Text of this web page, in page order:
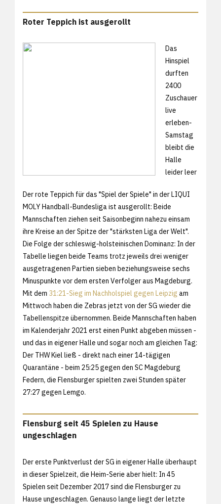
Roter Teppich ist ausgerollt
Das
Hinspiel
durften
2400
Zuschauer
live
erleben-
Samstag
bleibt die
Halle
leider leer
Der rote Teppich für das "Spiel der Spiele" in der LIQUI
MOLY Handball-Bundesliga ist ausgerollt: Beide
Mannschaften ziehen seit Saisonbeginn nahezu einsam
ihre Kreise an der Spitze der "stärksten Liga der Welt".
Die Folge der schleswig-holsteinischen Dominanz: In der
Tabelle liegen beide Teams trotz jeweils drei weniger
ausgetragenen Partien sieben beziehungsweise sechs
Minuspunkte vor dem ersten Verfolger aus Magdeburg.
Mit dem 31:21-Sieg im Nachholspiel gegen Leipzig am
Mittwoch haben die Zebras jetzt von der SG wieder die
Tabellenspitze übernommen. Beide Mannschaften haben
im Kalenderjahr 2021 erst einen Punkt abgeben müssen -
und das in eigener Halle und sogar noch am gleichen Tag:
Der THW Kiel ließ - direkt nach einer 14-tägigen
Quarantäne - beim 25:25 gegen den SC Magdeburg
Federn, die Flensburger spielten zwei Stunden später
27:27 gegen Lemgo.
Flensburg seit 45 Spielen zu Hause
ungeschlagen
Der erste Punktverlust der SG in eigener Halle überhaupt
in dieser Spielzeit, die Heim-Serie aber hielt: In 45
Spielen seit Dezember 2017 sind die Flensburger zu
Hause ungeschlagen. Genauso lange liegt der letzte